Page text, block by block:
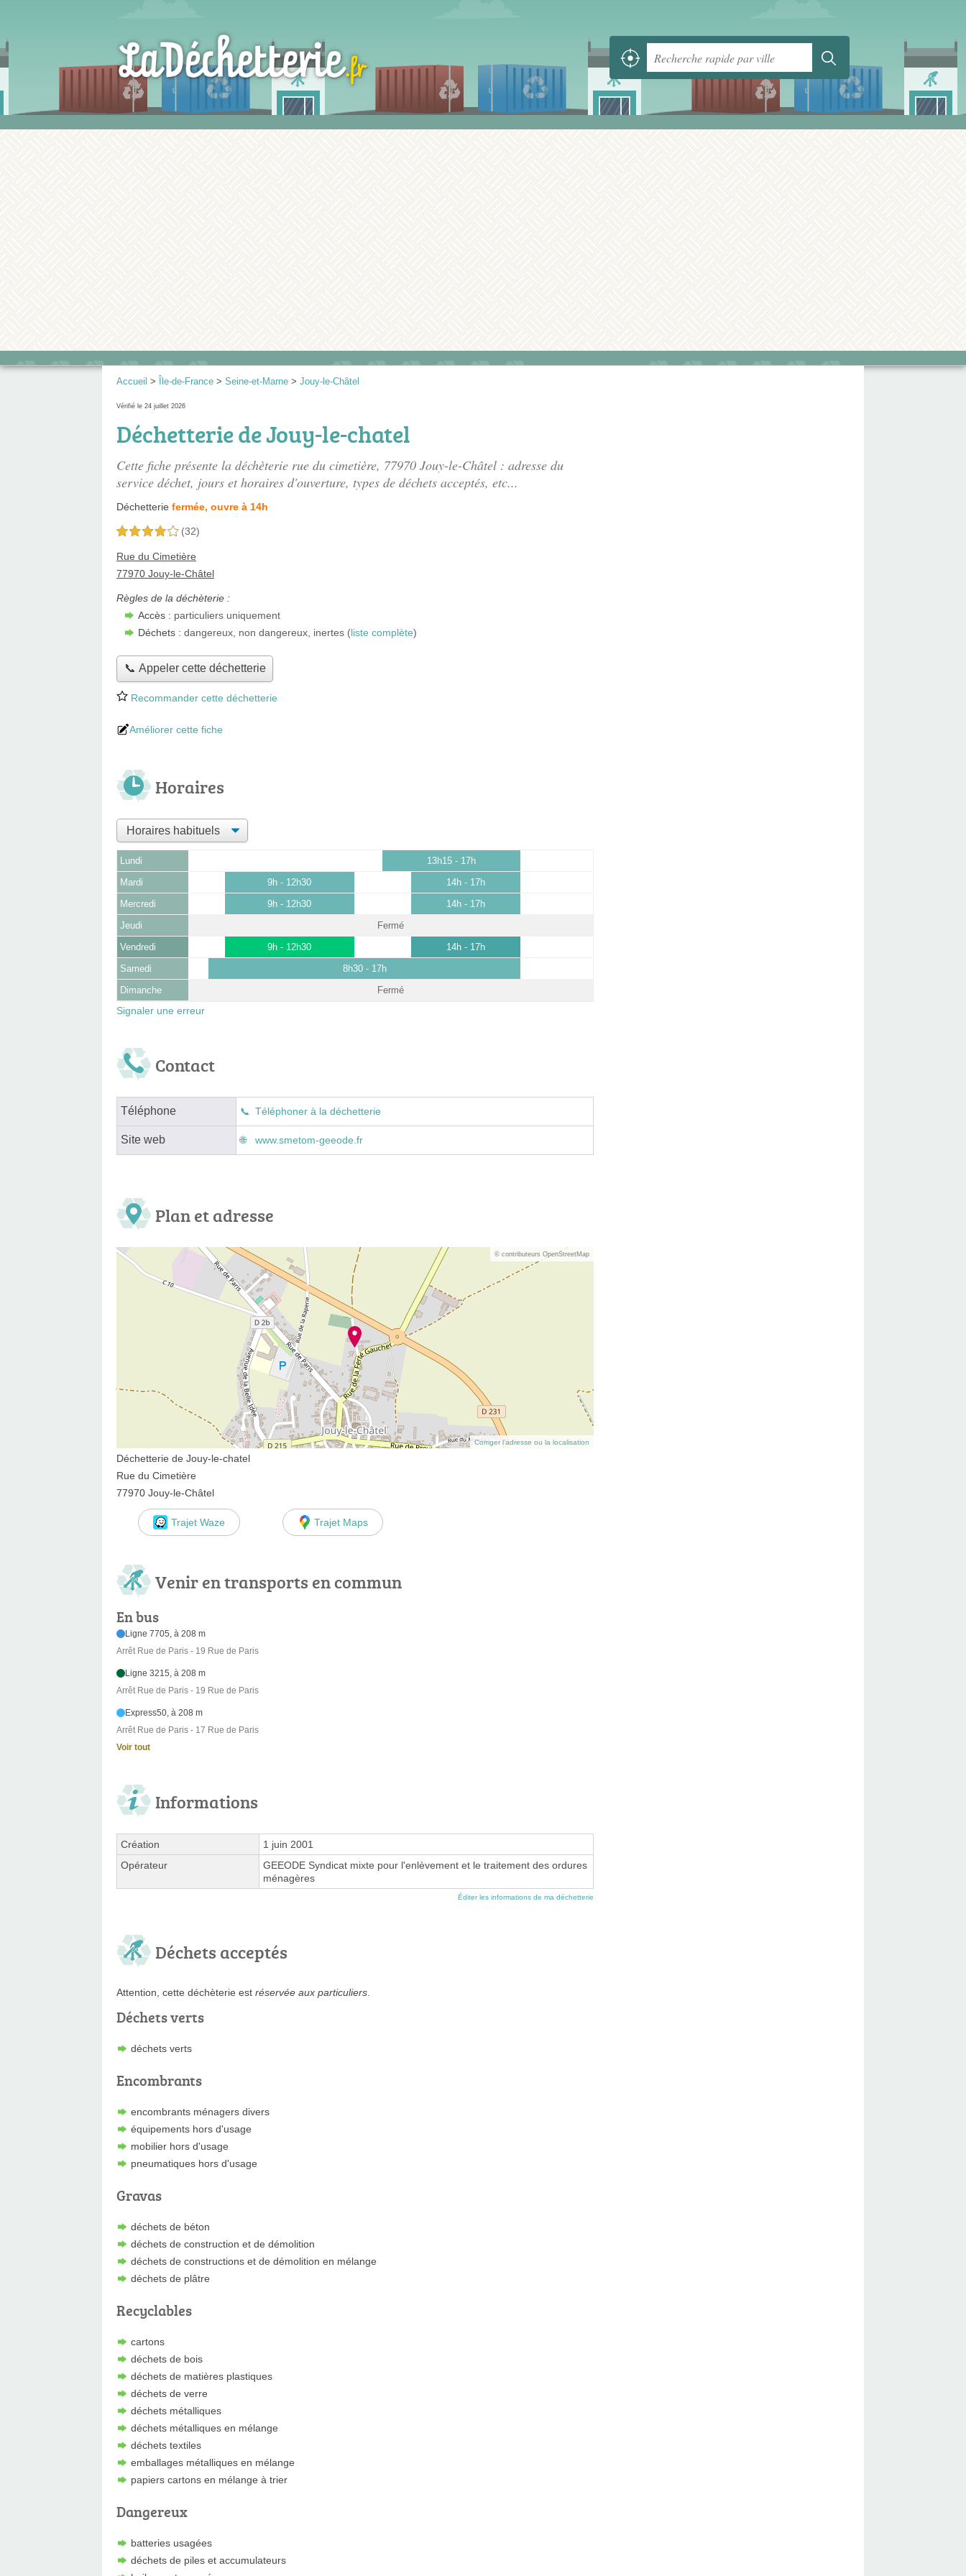
Accueil > Île-de-France > Seine-et-Marne > Jouy-le-Châtel
Vérifié le 24 juillet 2026
Déchetterie de Jouy-le-chatel
Cette fiche présente la déchèterie rue du cimetière, 77970 Jouy-le-Châtel : adresse du
service déchet, jours et horaires d'ouverture, types de déchets acceptés, etc...
Déchetterie fermée, ouvre à 14h
4,0 étoiles sur 5 (32)
Rue du Cimetière
77970 Jouy-le-Châtel
Règles de la déchèterie :
Accès : particuliers uniquement
Déchets : dangereux, non dangereux, inertes (liste complète)
📞 Appeler cette déchetterie
Recommander cette déchetterie
Améliorer cette fiche
Horaires
Lundi 13h15 - 17h
Mardi 9h - 12h30 14h - 17h
Mercredi 9h - 12h30 14h - 17h
Jeudi Fermé
Vendredi 9h - 12h30 14h - 17h
Samedi 8h30 - 17h
Dimanche Fermé
Signaler une erreur
Contact
Téléphone Téléphoner à la déchetterie
Site web www.smetom-geeode.fr
Plan et adresse
© contributeurs OpenStreetMap
Corriger l’adresse ou la localisation
Déchetterie de Jouy-le-chatel
Rue du Cimetière
77970 Jouy-le-Châtel
Trajet Waze Trajet Maps
Venir en transports en commun
En bus
Ligne 7705, à 208 m
Arrêt Rue de Paris - 19 Rue de Paris
Ligne 3215, à 208 m
Arrêt Rue de Paris - 19 Rue de Paris
Express50, à 208 m
Arrêt Rue de Paris - 17 Rue de Paris
Voir tout
Informations
Création
1 juin 2001
Opérateur
GEEODE Syndicat mixte pour l'enlèvement et le traitement des ordures
ménagères
Éditer les informations de ma déchetterie
Déchets acceptés
Attention, cette déchèterie est réservée aux particuliers.
Déchets verts
déchets verts
Encombrants
encombrants ménagers divers
équipements hors d'usage
mobilier hors d'usage
pneumatiques hors d'usage
Gravas
déchets de béton
déchets de construction et de démolition
déchets de constructions et de démolition en mélange
déchets de plâtre
Recyclables
cartons
déchets de bois
déchets de matières plastiques
déchets de verre
déchets métalliques
déchets métalliques en mélange
déchets textiles
emballages métalliques en mélange
papiers cartons en mélange à trier
Dangereux
batteries usagées
déchets de piles et accumulateurs